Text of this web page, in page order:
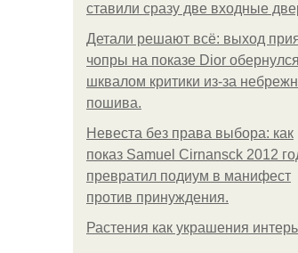
ставили сразу две входные
Детали решают всё: выход
чопры на показе Dior обернулся
шквалом критики из-за
пошива.
Невеста без права выбора: как
показ Samuel Cirnansck 2012
превратил подиум в манифест
против принуждения.
Растения как украшения